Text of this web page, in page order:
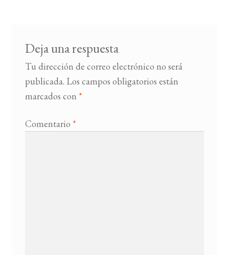
Deja una respuesta
Tu dirección de correo electrónico no será
publicada. Los campos obligatorios están
marcados con *
Comentario *